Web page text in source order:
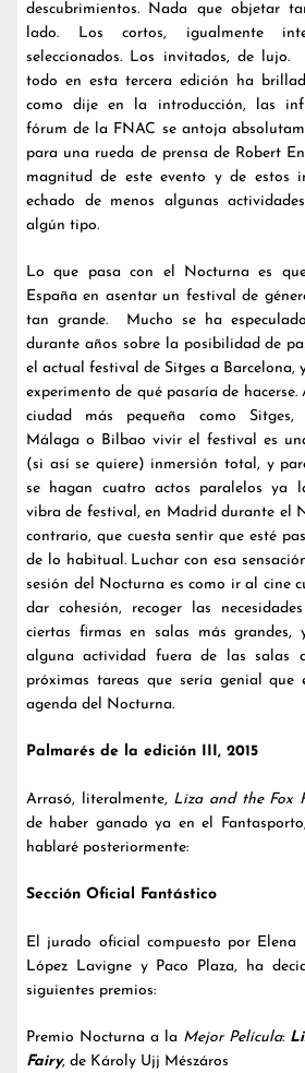
descubrimientos. Nada que objetar
lado. Los cortos, igualmente
seleccionados. Los invitados, de lujo.
todo en esta tercera edición ha
como dije en la introducción, las
fórum de la FNAC se antoja
para una rueda de prensa de Robert
magnitud de este evento y de estos
echado de menos algunas
algún tipo.
Lo que pasa con el Nocturna es
España en asentar un festival de
tan grande. Mucho se ha
durante años sobre la posibilidad de
el actual festival de Sitges a Barcelona,
experimento de qué pasaría de hacerse.
ciudad más pequeña como Sitges,
Málaga o Bilbao vivir el festival es
(si así se quiere) inmersión total, y
se hagan cuatro actos paralelos ya
vibra de festival, en Madrid durante el
contrario, que cuesta sentir que esté
de lo habitual. Luchar con esa
sesión del Nocturna es como ir al cine
dar cohesión, recoger las
ciertas firmas en salas más grandes,
alguna actividad fuera de las salas
próximas tareas que sería genial que
agenda del Nocturna.
Palmarés de la edición III, 2015
Arrasó, literalmente, Liza and the Fox
de haber ganado ya en el
hablaré posteriormente:
Sección Oficial Fantástico
El jurado oficial compuesto por Elena
López Lavigne y Paco Plaza, ha
siguientes premios:
Premio Nocturna a la Mejor Película:
Fairy, de Károly Ujj Mészáros